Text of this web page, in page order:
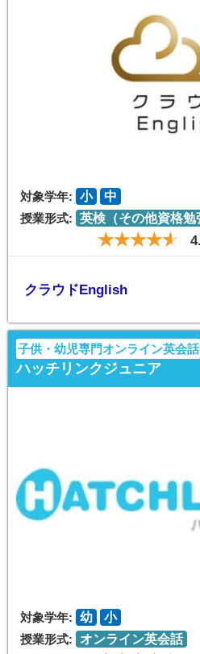
対象学年: 小
中
授業形式: 英検（その他資格勉
クラウドEnglish
子供・幼児専門オンライン英会話
ハッチリンクジュニア
対象学年: 幼
小
授業形式:
オンライン英会話